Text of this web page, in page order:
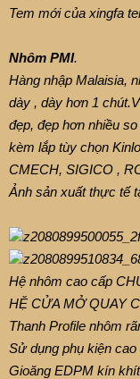
Tem mới của xingfa
Nhôm PMI.
Hàng nhập Malaisia,
dày , dày hơn 1
đẹp, đẹp hơn nhiều
kèm lắp tùy chọn
CMECH, SIGICO ,
Ảnh sản xuất thực tế
Hệ nhôm cao cấp
HỆ CỬA MỞ QUAY
Thanh Profile nhôm
Sử dụng phụ kiện
Gioăng EDPM kín